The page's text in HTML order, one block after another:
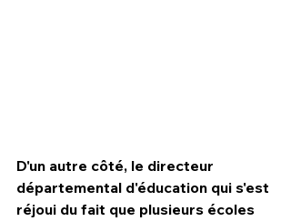
D'un autre côté, le directeur
départemental d'éducation qui s'est
réjoui du fait que plusieurs écoles